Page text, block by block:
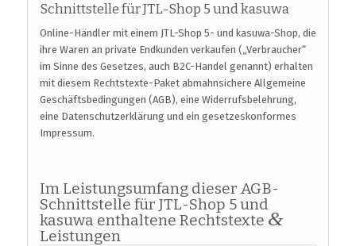
Schnittstelle für JTL-Shop 5 und kasuwa
Online-Händler mit einem JTL-Shop 5- und kasuwa-Shop, die
ihre Waren an private Endkunden verkaufen („Verbraucher“
im Sinne des Gesetzes, auch B2C-Handel genannt) erhalten
mit diesem Rechtstexte-Paket abmahnsichere Allgemeine
Geschäftsbedingungen (AGB), eine Widerrufsbelehrung,
eine Datenschutzerklärung und ein gesetzeskonformes
Impressum.
Im Leistungsumfang dieser AGB-
Schnittstelle für JTL-Shop 5 und
kasuwa enthaltene Rechtstexte &
Leistungen